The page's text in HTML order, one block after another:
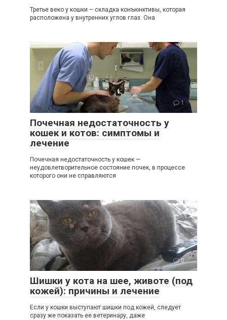
Третье веко у кошки – складка конъюнктивы, которая
расположена у внутренних углов глаз. Она
1
Почечная недостаточность у
кошек и котов: симптомы и
лечение
Почечная недостаточность у кошек —
неудовлетворительное состояние почек, в процессе
которого они не справляются
0
Шишки у кота на шее, животе (под
кожей): причины и лечение
Если у кошки выступают шишки под кожей, следует
сразу же показать ее ветеринару, даже